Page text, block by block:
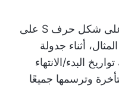
منحنى الموز هو رسم منحنيين على شكل حرف S على
أثناء جدولة
البدء/الانتهاء
وترسمها جميعًا